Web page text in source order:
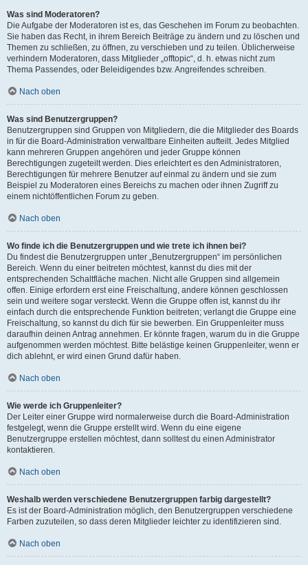
Was sind Moderatoren?
Die Aufgabe der Moderatoren ist es, das Geschehen im Forum zu beobachten.
Sie haben das Recht, in ihrem Bereich Beiträge zu ändern und zu löschen und
Themen zu schließen, zu öffnen, zu verschieben und zu teilen. Üblicherweise
verhindern Moderatoren, dass Mitglieder „offtopic“, d. h. etwas nicht zum
Thema Passendes, oder Beleidigendes bzw. Angreifendes schreiben.
Nach oben
Was sind Benutzergruppen?
Benutzergruppen sind Gruppen von Mitgliedern, die die Mitglieder des Boards
in für die Board-Administration verwaltbare Einheiten aufteilt. Jedes Mitglied
kann mehreren Gruppen angehören und jeder Gruppe können
Berechtigungen zugeteilt werden. Dies erleichtert es den Administratoren,
Berechtigungen für mehrere Benutzer auf einmal zu ändern und sie zum
Beispiel zu Moderatoren eines Bereichs zu machen oder ihnen Zugriff zu
einem nichtöffentlichen Forum zu geben.
Nach oben
Wo finde ich die Benutzergruppen und wie trete ich ihnen bei?
Du findest die Benutzergruppen unter „Benutzergruppen“ im persönlichen
Bereich. Wenn du einer beitreten möchtest, kannst du dies mit der
entsprechenden Schaltfläche machen. Nicht alle Gruppen sind allgemein
offen. Einige erfordern erst eine Freischaltung, andere können geschlossen
sein und weitere sogar versteckt. Wenn die Gruppe offen ist, kannst du ihr
einfach durch die entsprechende Funktion beitreten; verlangt die Gruppe eine
Freischaltung, so kannst du dich für sie bewerben. Ein Gruppenleiter muss
daraufhin deinen Antrag annehmen. Er könnte fragen, warum du in die Gruppe
aufgenommen werden möchtest. Bitte belästige keinen Gruppenleiter, wenn er
dich ablehnt, er wird einen Grund dafür haben.
Nach oben
Wie werde ich Gruppenleiter?
Der Leiter einer Gruppe wird normalerweise durch die Board-Administration
festgelegt, wenn die Gruppe erstellt wird. Wenn du eine eigene
Benutzergruppe erstellen möchtest, dann solltest du einen Administrator
kontaktieren.
Nach oben
Weshalb werden verschiedene Benutzergruppen farbig dargestellt?
Es ist der Board-Administration möglich, den Benutzergruppen verschiedene
Farben zuzuteilen, so dass deren Mitglieder leichter zu identifizieren sind.
Nach oben